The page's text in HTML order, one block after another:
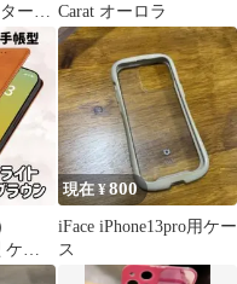
ーデ
Carat オーロラ
ー
耐衝撃
現在 ¥800
iFace iPhone13pro用ケー
ス